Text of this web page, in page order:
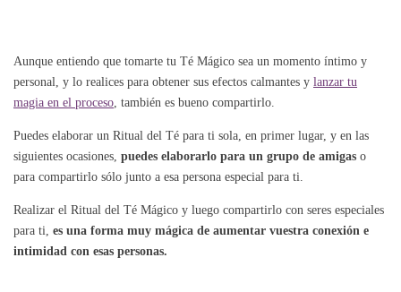
Aunque entiendo que tomarte tu Té Mágico sea un momento íntimo y
personal, y lo realices para obtener sus efectos calmantes y lanzar tu
magia en el proceso, también es bueno compartirlo.
Puedes elaborar un Ritual del Té para ti sola, en primer lugar, y en las
siguientes ocasiones, puedes elaborarlo para un grupo de amigas o
para compartirlo sólo junto a esa persona especial para ti.
Realizar el Ritual del Té Mágico y luego compartirlo con seres especiales
para ti, es una forma muy mágica de aumentar vuestra conexión e
intimidad con esas personas.